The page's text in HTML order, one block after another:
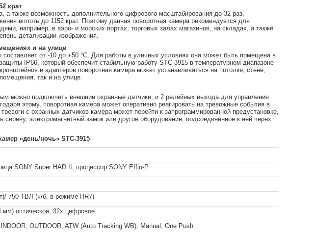
крат
а также возможность дополнительного цифрового масштабирования до 32 раз,
вплоть до 1152 крат. Поэтому данная поворотная камера рекомендуется для
например, в аэро- и морских портах, торговых залах магазинов, на складах, а также
детали­зации изображения.
и на улице
составляет от -10 до +50 °C. Для работы в уличных условиях она может быть помещена в
IP66, который обеспечит стабильную работу STC-3915 в температурном диапазоне
и адаптеров поворотная камера может устанавливаться на потолке, стене,
так и на улице.
можно подключить внешние охранные датчики, и 2 релейных выхода для управления
этому, поворотная камера может оперативно реагировать на тревожные события в
с охранных датчиков камера может перейти к запрограммированной предустановке,
сирену, электромагнитный замок или другое оборудование, подсоединенное к ней через
«день/ночь» STC-3915
SONY Super HAD II, процессор SONY Effio-P
750 ТВЛ (ч/б, в режиме HR7)
мм) оптическое, 32х цифровое
OUTDOOR, ATW (Auto Tracking WB), Manual, One Push